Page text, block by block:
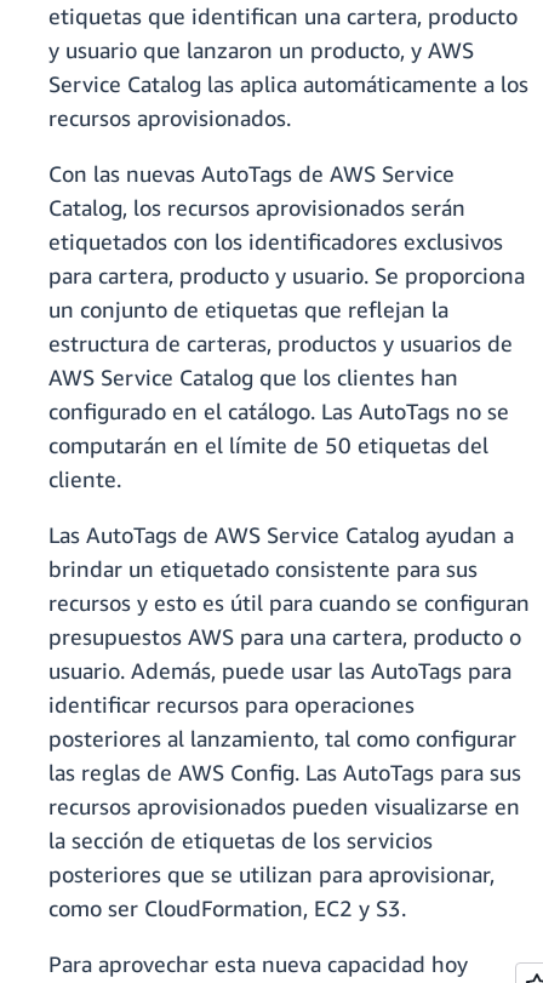
etiquetas que identifican una cartera, producto
y usuario que lanzaron un producto, y AWS
Service Catalog las aplica automáticamente a los
recursos aprovisionados.
Con las nuevas AutoTags de AWS Service
Catalog, los recursos aprovisionados serán
etiquetados con los identificadores exclusivos
para cartera, producto y usuario. Se proporciona
un conjunto de etiquetas que reflejan la
estructura de carteras, productos y usuarios de
AWS Service Catalog que los clientes han
configurado en el catálogo. Las AutoTags no se
computarán en el límite de 50 etiquetas del
cliente.
Las AutoTags de AWS Service Catalog ayudan a
brindar un etiquetado consistente para sus
recursos y esto es útil para cuando se configuran
presupuestos AWS para una cartera, producto o
usuario. Además, puede usar las AutoTags para
identificar recursos para operaciones
posteriores al lanzamiento, tal como configurar
las reglas de AWS Config. Las AutoTags para sus
recursos aprovisionados pueden visualizarse en
la sección de etiquetas de los servicios
posteriores que se utilizan para aprovisionar,
como ser CloudFormation, EC2 y S3.
Para aprovechar esta nueva capacidad hoy